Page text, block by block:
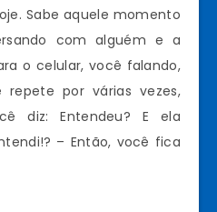
Sabe aquele momento
com alguém e a
o celular, você falando,
por várias vezes,
diz: Entendeu? E ela
– Então, você fica